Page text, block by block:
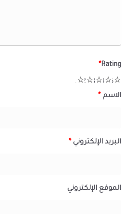
Rating
*
5
4
3
2
الاسم *
البريد الإلكتروني *
الموقع الإلكتروني